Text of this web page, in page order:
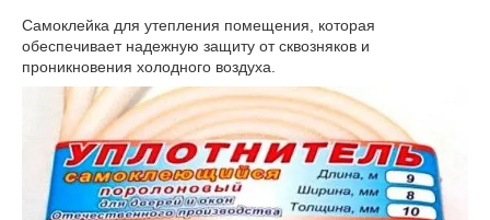
Самоклейка для утепления помещения, которая
обеспечивает надежную защиту от сквозняков и
проникновения холодного воздуха.